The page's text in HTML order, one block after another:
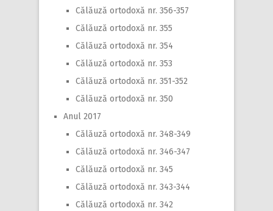
Călăuză ortodoxă nr. 356-357
Călăuză ortodoxă nr. 355
Călăuză ortodoxă nr. 354
Călăuză ortodoxă nr. 353
Călăuză ortodoxă nr. 351-352
Călăuză ortodoxă nr. 350
Anul 2017
Călăuză ortodoxă nr. 348-349
Călăuză ortodoxă nr. 346-347
Călăuză ortodoxă nr. 345
Călăuză ortodoxă nr. 343-344
Călăuză ortodoxă nr. 342